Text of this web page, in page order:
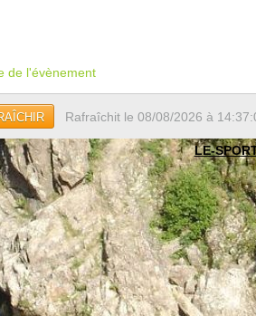
de l'évènement
Rafraîchit le 08/08/2026 à
LE-